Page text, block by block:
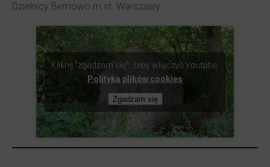
Dzielnicy Bemowo m.st. Warszawy.
Kliknij "zgadzam się", żeby włączyć Youtube
Polityka plików cookies
Zgadzam się